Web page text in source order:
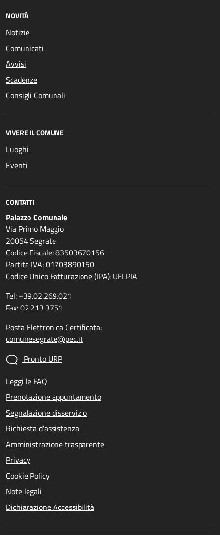
NOVITÀ
Notizie
Comunicati
Avvisi
Scadenze
Consigli Comunali
VIVERE IL COMUNE
Luoghi
Eventi
CONTATTI
Palazzo Comunale
Via Primo Maggio
20054 Segrate
Codice Fiscale: 83503670156
Partita IVA: 01703890150
Codice Unico Fatturazione (IPA): UFLPIA
Tel: +39.02.269.021
Fax: 02.213.3751
Posta Elettronica Certificata:
comunesegrate@pec.it
Pronto URP
Leggi le FAQ
Prenotazione appuntamento
Segnalazione disservizio
Richiesta d'assistenza
Amministrazione trasparente
Privacy
Cookie Policy
Note legali
Dichiarazione Accessibilità